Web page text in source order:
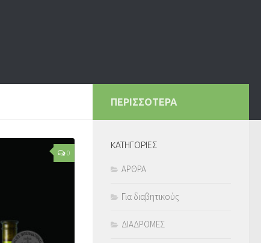
0
ΠΕΡΙΣΣΟΤΕΡΑ
KΑΤΗΓΟΡΙΕΣ
ΑΡΘΡΑ
Για διαβητικούς
ΔΙΑΔΡΟΜΕΣ